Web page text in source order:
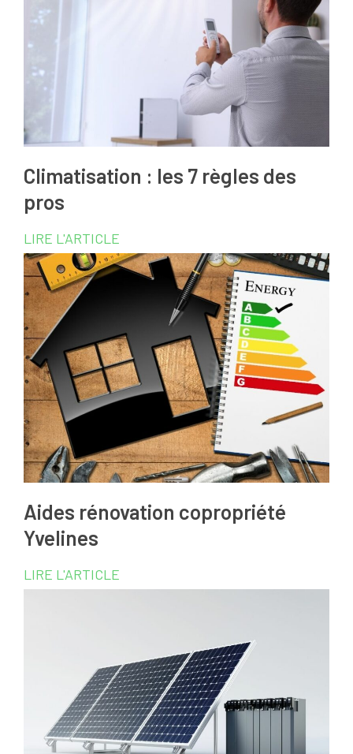
Climatisation : les 7 règles des
pros
LIRE L'ARTICLE
Aides rénovation copropriété
Yvelines
LIRE L'ARTICLE